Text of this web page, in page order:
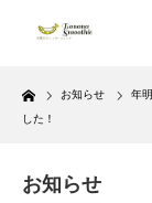
Home お知らせ
年
した！
お知らせ